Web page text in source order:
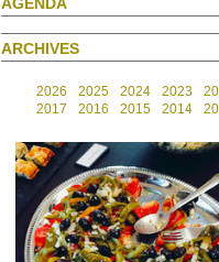
ARCHIVES
2026 2025 2024 2023
2017
2016 2015 2014